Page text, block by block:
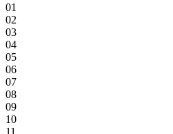
01
02
03
04
05
06
07
08
09
10
11